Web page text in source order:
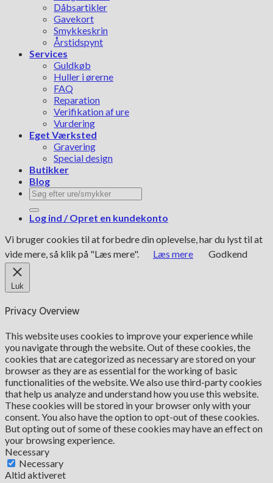
Dåbsartikler
Gavekort
Smykkeskrin
Årstidspynt
Services
Guldkøb
Huller i ørerne
FAQ
Reparation
Verifikation af ure
Vurdering
Eget Værksted
Gravering
Special design
Butikker
Blog
Søg
efter:
Log ind / Opret en kundekonto
Vi bruger cookies til at forbedre din oplevelse, har du lyst til at
vide mere, så klik på "Læs mere".
Læs mere Godkend
Luk
Privacy Overview
This website uses cookies to improve your experience while
you navigate through the website. Out of these cookies, the
cookies that are categorized as necessary are stored on your
browser as they are as essential for the working of basic
functionalities of the website. We also use third-party cookies
that help us analyze and understand how you use this website.
These cookies will be stored in your browser only with your
consent. You also have the option to opt-out of these cookies.
But opting out of some of these cookies may have an effect on
your browsing experience.
Necessary
Necessary
Altid aktiveret